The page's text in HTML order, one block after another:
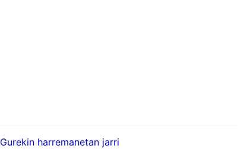
Gurekin harremanetan jarri